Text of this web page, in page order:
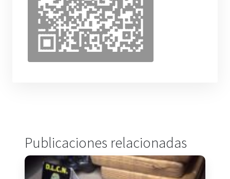
Publicaciones relacionadas